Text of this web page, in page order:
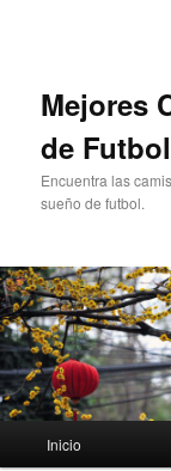
Mejores
de
Encuentra las
sueño de futbol.
principal
Inicio